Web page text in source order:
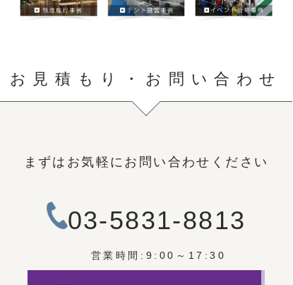
お見積もり・お問い合わせ
まずはお気軽にお問い合わせください
03-5831-8813
営業時間:9:00～17:30